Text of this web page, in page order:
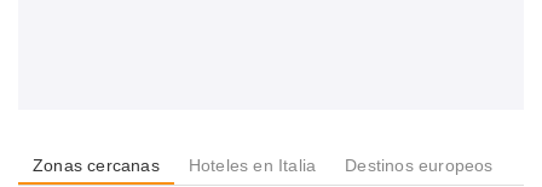
Zonas cercanas Hoteles en Italia Destinos europeos